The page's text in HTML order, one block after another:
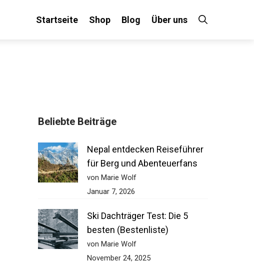
Startseite Shop Blog Über uns
Beliebte Beiträge
Nepal entdecken Reiseführer
für Berg und Abenteuerfans
von Marie Wolf
Januar 7, 2026
Ski Dachträger Test: Die 5
besten (Bestenliste)
von Marie Wolf
November 24, 2025